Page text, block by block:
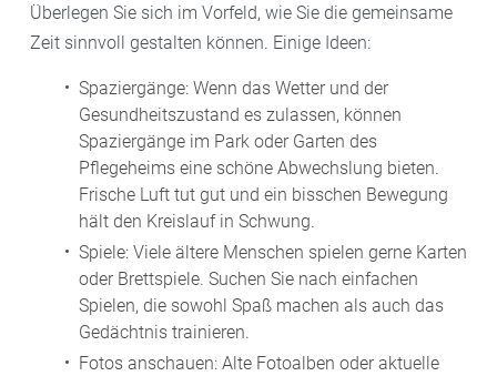
Überlegen Sie sich im Vorfeld, wie Sie die gemeinsame
Zeit sinnvoll gestalten können. Einige Ideen:
Spaziergänge: Wenn das Wetter und der
Gesundheitszustand es zulassen, können
Spaziergänge im Park oder Garten des
Pflegeheims eine schöne Abwechslung bieten.
Frische Luft tut gut und ein bisschen Bewegung
hält den Kreislauf in Schwung.
Spiele: Viele ältere Menschen spielen gerne Karten
oder Brettspiele. Suchen Sie nach einfachen
Spielen, die sowohl Spaß machen als auch das
Gedächtnis trainieren.
Fotos anschauen: Alte Fotoalben oder aktuelle